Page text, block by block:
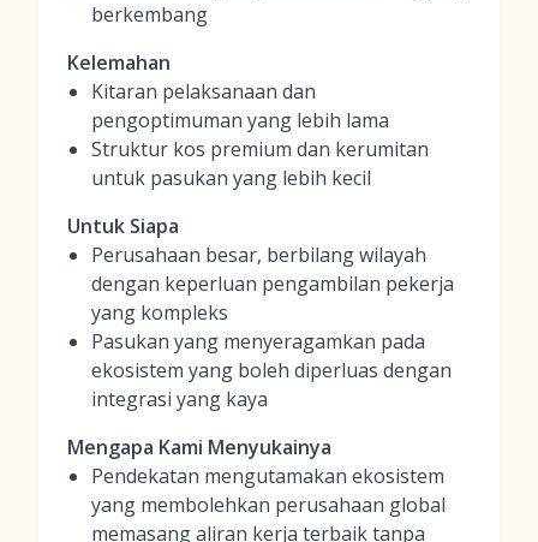
berkembang
Kelemahan
Kitaran pelaksanaan dan
pengoptimuman yang lebih lama
Struktur kos premium dan kerumitan
untuk pasukan yang lebih kecil
Untuk Siapa
Perusahaan besar, berbilang wilayah
dengan keperluan pengambilan pekerja
yang kompleks
Pasukan yang menyeragamkan pada
ekosistem yang boleh diperluas dengan
integrasi yang kaya
Mengapa Kami Menyukainya
Pendekatan mengutamakan ekosistem
yang membolehkan perusahaan global
memasang aliran kerja terbaik tanpa